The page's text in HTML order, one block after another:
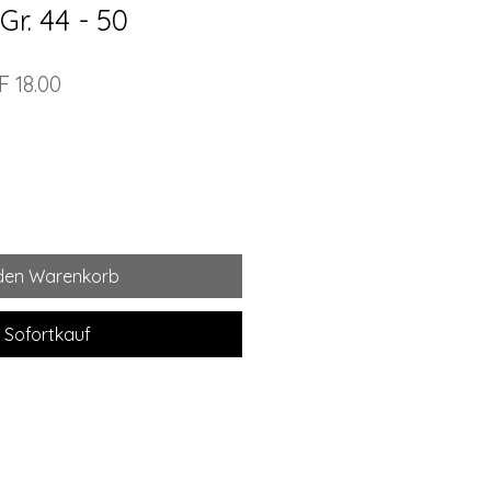
44 - 50
18.00
Warenkorb
Sofortkauf